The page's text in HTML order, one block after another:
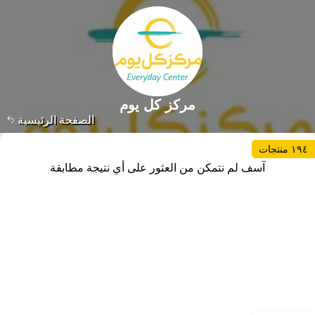
الصفحة الرئيسية
مركز كل يوم
١٩٤ منتجات
آسف لم نتمكن من العثور على أي نتيجة مطابقة